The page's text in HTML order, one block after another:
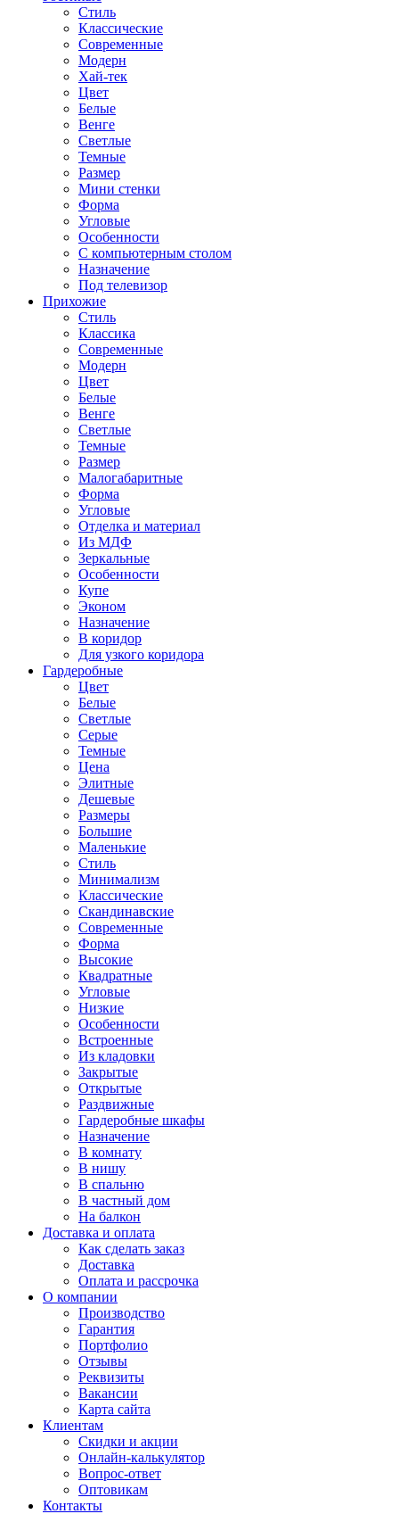
Стиль
Классические
Современные
Модерн
Хай-тек
Цвет
Белые
Венге
Светлые
Темные
Размер
Мини стенки
Форма
Угловые
Особенности
С компьютерным столом
Назначение
Под телевизор
Прихожие
Стиль
Классика
Современные
Модерн
Цвет
Белые
Венге
Светлые
Темные
Размер
Малогабаритные
Форма
Угловые
Отделка и материал
Из МДФ
Зеркальные
Особенности
Купе
Эконом
Назначение
В коридор
Для узкого коридора
Гардеробные
Цвет
Белые
Светлые
Серые
Темные
Цена
Элитные
Дешевые
Размеры
Большие
Маленькие
Стиль
Минимализм
Классические
Скандинавские
Современные
Форма
Высокие
Квадратные
Угловые
Низкие
Особенности
Встроенные
Из кладовки
Закрытые
Открытые
Раздвижные
Гардеробные шкафы
Назначение
В комнату
В нишу
В спальню
В частный дом
На балкон
Доставка и оплата
Как сделать заказ
Доставка
Оплата и рассрочка
О компании
Производство
Гарантия
Портфолио
Отзывы
Реквизиты
Вакансии
Карта сайта
Клиентам
Скидки и акции
Онлайн-калькулятор
Вопрос-ответ
Оптовикам
Контакты